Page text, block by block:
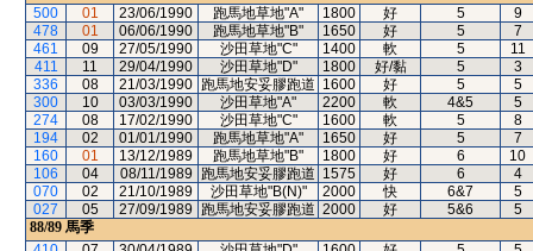
500
01 23/06/1990 跑馬地草地"A" 1800 好 5
9
478
01 06/06/1990 跑馬地草地"B" 1650 好 5
7
461
09 27/05/1990 沙田草地"C" 1400 軟 5
11
411
11 29/04/1990 沙田草地"D" 1800 好/黏 5
3
336
08 21/03/1990 跑馬地安妥膠跑道 1600 好 5
5
300
10 03/03/1990 沙田草地"A" 2200 軟 4&5
5
274
08 17/02/1990 沙田草地"C" 1600 軟 5
8
194
02 01/01/1990 跑馬地草地"A" 1650 好 5
7
160
01 13/12/1989 跑馬地草地"B" 1800 好 6
10
106
04 08/11/1989 跑馬地安妥膠跑道 1575 好 6
4
070
02 21/10/1989 沙田草地"B(N)" 2000 快 6&7
5
027
05 27/09/1989 跑馬地安妥膠跑道 2000 好 5&6
5
88/89 馬季